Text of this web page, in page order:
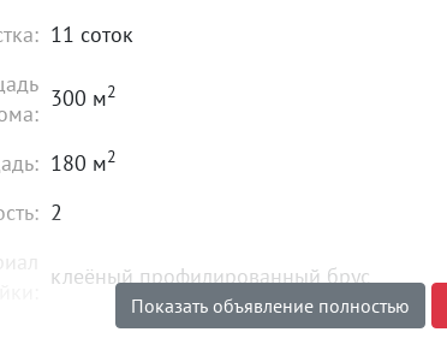
11 соток
300 м2
180 м2
2
клеёный профилированный брус
Показать объявление полностью